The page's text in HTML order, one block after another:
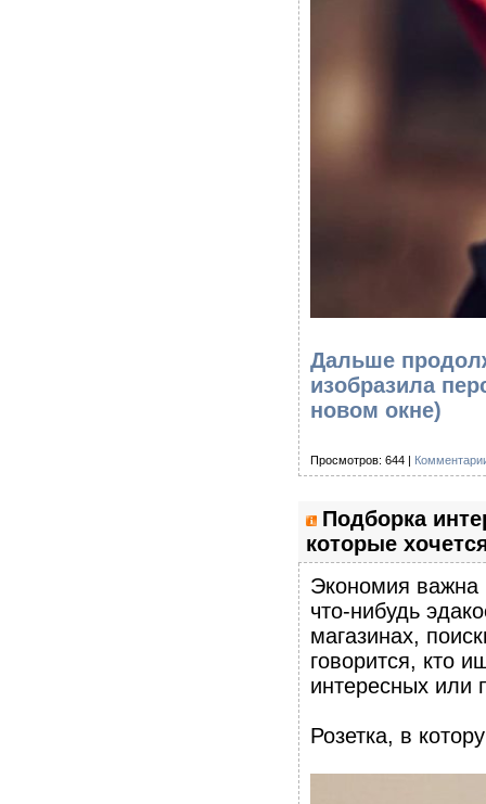
Дальше
изобразила
новом окне)
Просмотров: 644 |
Подборка
которые
Экономия важна
что-нибудь
магазинах,
говорится, кто
интересных или
Розетка, в